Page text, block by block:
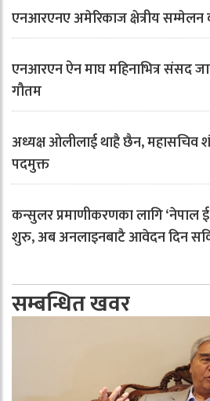
एनआरएनए अमेरिकाज क्षेत्रीय सम्मेलन
एनआरएन ऐन माघ महिनाभित्र संसद
गौतम
अध्यक्ष ओलीलाई थाहै छैन, महासचिव
पदमुक्त
कन्सुलर प्रमाणीकरणका लागि ‘नेपाल
शुरु, अब अनलाइनबाटै आवेदन दिन
सम्बन्धित खवर